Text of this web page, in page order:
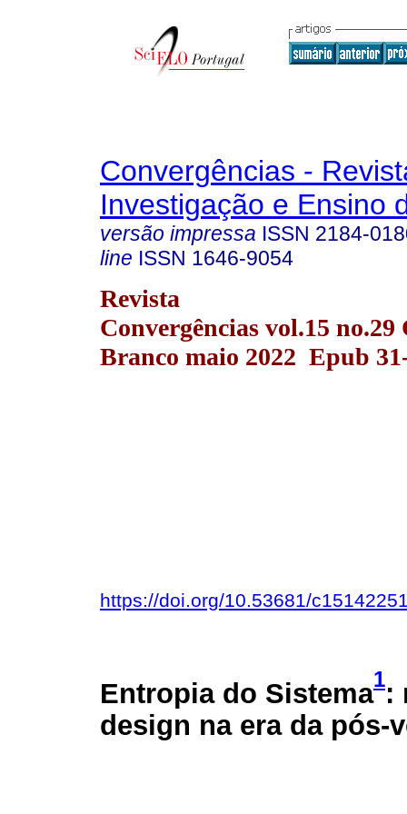
Convergências -
Investigação e Ensino
versão impressa ISSN 2184-
line ISSN 1646-9054
Revista
Convergências vol.15 no.29
Branco maio 2022 Epub
https://doi.org/10.53681/
Entropia do Sistema1:
design na era da pós-